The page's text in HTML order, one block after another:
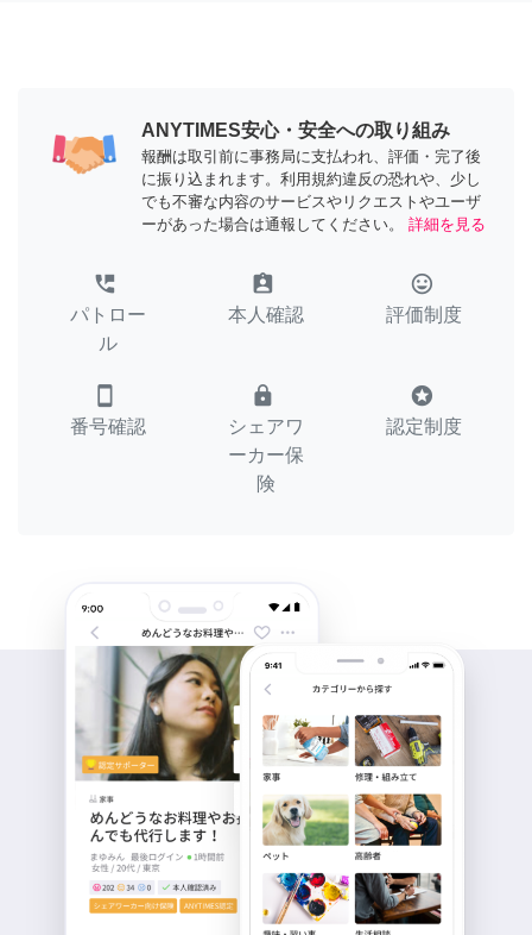
ANYTIMES安心・安全への取り組み
報酬は取引前に事務局に支払われ、評価・完了後
に振り込まれます。利用規約違反の恐れや、少し
でも不審な内容のサービスやリクエストやユーザ
ーがあった場合は通報してください。
詳細を見る
perm_phone_msg
パトロー
ル
assignment_ind
本人確認
tag_faces
評価制度
smartphone
番号確認
lock
シェアワ
ーカー保
険
stars
認定制度